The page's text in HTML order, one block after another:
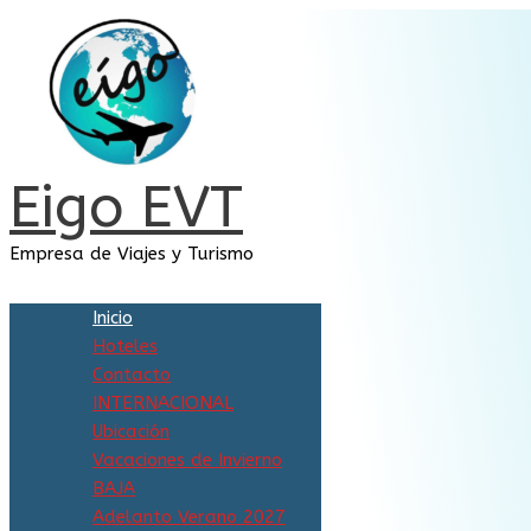
contenido
Eigo EVT
Empresa de Viajes y Turismo
Inicio
Hoteles
Contacto
INTERNACIONAL
Ubicación
Vacaciones de Invierno
BAJA
Adelanto Verano 2027